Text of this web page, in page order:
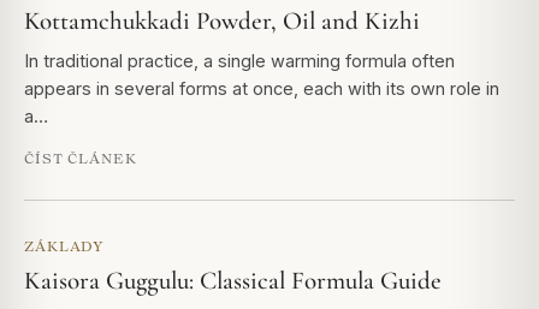
Kottamchukkadi Powder, Oil and Kizhi
In traditional practice, a single warming formula often
appears in several forms at once, each with its own role in
a…
ČÍST ČLÁNEK
ZÁKLADY
Kaisora Guggulu: Classical Formula Guide